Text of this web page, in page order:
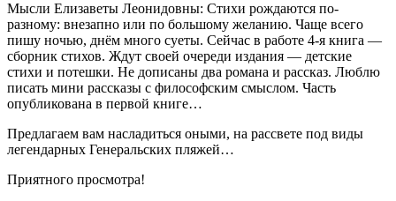
Мысли Елизаветы Леонидовны: Стихи рождаются по-
разному: внезапно или по большому желанию. Чаще всего
пишу ночью, днём много суеты. Сейчас в работе 4-я книга —
сборник стихов. Ждут своей очереди издания — детские
стихи и потешки. Не дописаны два романа и рассказ. Люблю
писать мини рассказы с философским смыслом. Часть
опубликована в первой книге…
Предлагаем вам насладиться оными, на рассвете под виды
легендарных Генеральских пляжей…
Приятного просмотра!